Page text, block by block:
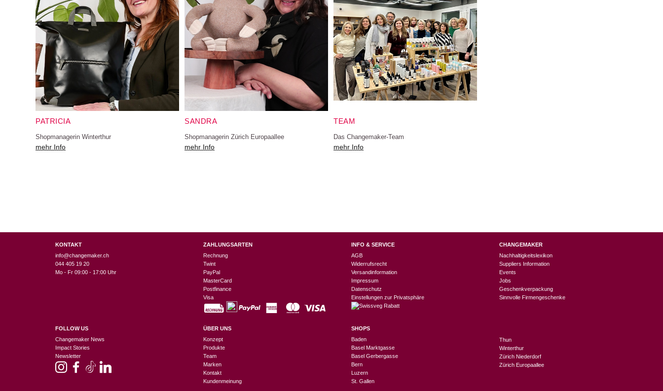
PATRICIA
Shopmanagerin Winterthur
mehr Info
SANDRA
Shopmanagerin Zürich Europaallee
mehr Info
TEAM
Das Changemaker-Team
mehr Info
KONTAKT
info@changemaker.ch
044 405 19 20
Mo - Fr 09:00 - 17:00 Uhr
FOLLOW US
Changemaker News
Impact Stories
Newsletter
ZAHLUNGSARTEN
Rechnung
Twint
PayPal
MasterCard
Postfinance
Visa
ÜBER UNS
Konzept
Produkte
Team
Marken
Kontakt
Kundenmeinung
INFO & SERVICE
AGB
Widerrufsrecht
Versandinformation
Impressum
Datenschutz
Einstellungen zur Privatsphäre
SHOPS
Baden
Basel Marktgasse
Basel Gerbergasse
Bern
Luzern
St. Gallen
CHANGEMAKER
Nachhaltigkeitslexikon
Suppliers Information
Events
Jobs
Geschenkverpackung
Sinnvolle Firmengeschenke
Thun
Winterthur
Zürich Niederdorf
Zürich Europaallee